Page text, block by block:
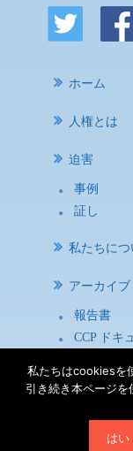
ホーム
人権とは
迫害
事例
証し
私たちにつ
アーカイブ
報告書
CCP ドキ
研究資料
利用規約|プラ
宗教と
私たちはcookiesを
引き続き本ページを
はい